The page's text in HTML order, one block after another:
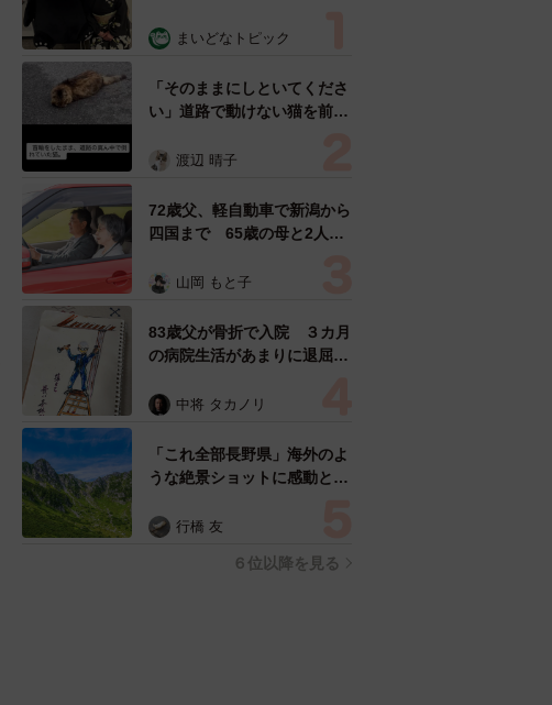
めらい 「痛いほど伝わる」
まいどなトピック
「そのままにしといてくださ
い」道路で動けない猫を前に
ようとした4日間 「命の重
表の訴え
渡辺 晴子
72歳父、軽自動車で新潟から
四国まで 65歳の母と2人で
憩まで分刻み… 「大学生で
山岡 もと子
83歳父が骨折で入院 ３カ月
の病院生活があまりに退屈で
い！」→スケッチブックを見
すよ…」
中将 タカノリ
「これ全部長野県」海外のよ
うな絶景ショットに感動と反
ったんだって気づいた」
行橋 友
６位以降を見る